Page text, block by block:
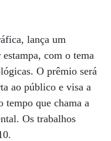
lança um
com o tema
O prêmio será
ao público e visa a
tempo que chama a
Os trabalhos